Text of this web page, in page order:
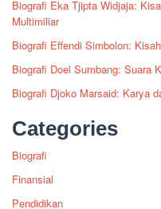
Biografi Eka Tjipta Widjaja:
Multimiliar
Biografi Effendi Simbolon:
Biografi Doel Sumbang: Suara
Biografi Djoko Marsaid: Karya
Categories
Biografi
Finansial
Pendidikan